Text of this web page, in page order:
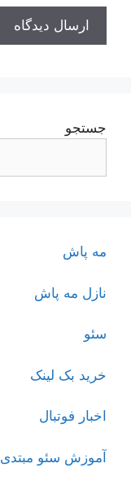
جستجو
مه پاش
نازل مه پاش
سئو
خرید بک لینک
اخبار فوتبال
آموزش سئو مبتدی